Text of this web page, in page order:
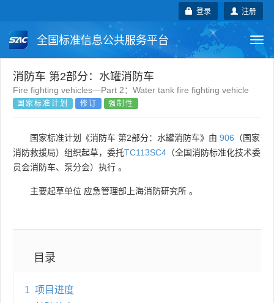
注册
登录
全国标准信息公共服务平台
国家标准 行业标准
团体标准 企业标准
国外标准 技术委员会
消防车 第2部分：水罐消防车
Fire fighting vehicles—Part 2：Water tank fire fighting vehicle
国家标准计划 修订 强制性
国家标准计划《消防车 第2部分：水罐消防车》由 906 （国家
消防救援局）组织起草，委托TC113SC4 （全国消防标准化技术委
员会消防车、泵分会）执行 。
主要起草单位 应急管理部上海消防研究所 。
目录
1 项目进度